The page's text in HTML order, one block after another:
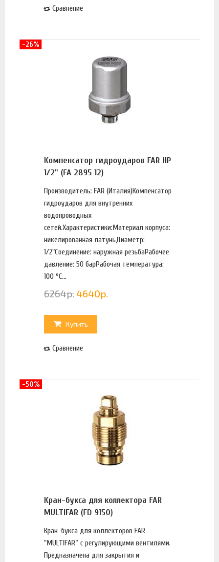
Сравнение
Компенсатор гидроударов FAR НР
1/2" (FA 2895 12)
Производитель: FAR (Италия)Компенсатор
гидроударов для внутренних
водопроводных
сетей.Характеристики:Материал корпуса:
никелированная латуньДиаметр:
1/2"Соединение: наружная резьбаРабочее
давление: 50 барРабочая температура:
100 °С...
6264р.4640р.
Купить
Сравнение
-26%
Кран-букса для коллектора FAR
MULTIFAR (FD 9150)
Кран-букса для коллекторов FAR
“MULTIFAR” с регулирующими вентилями.
Предназначена для закрытия и
-50%